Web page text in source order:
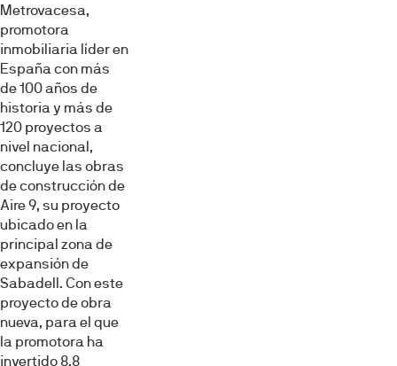
Metrovacesa,
promotora
inmobiliaria líder en
España con más
de 100 años de
historia y más de
120 proyectos a
nivel nacional,
concluye las obras
de construcción de
Aire 9, su proyecto
ubicado en la
principal zona de
expansión de
Sabadell. Con este
proyecto de obra
nueva, para el que
la promotora ha
invertido 8,8